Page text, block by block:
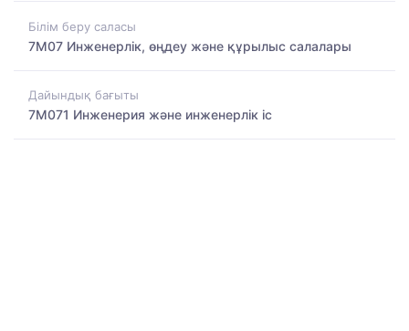
Білім беру саласы
7M07 Инженерлік, өңдеу және құрылыс салалары
Дайындық бағыты
7M071 Инженерия және инженерлік іс